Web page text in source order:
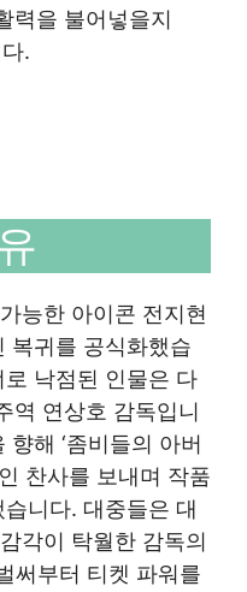
력을 불어넣을지
.
능한 아이콘 전지현
복귀를 공식화했습
낙점된 인물은 다
역 연상호 감독입니
해 ‘좀비들의 아버
찬사를 보내며 작품
니다. 대중들은 대
각이 탁월한 감독의
써부터 티켓 파워를